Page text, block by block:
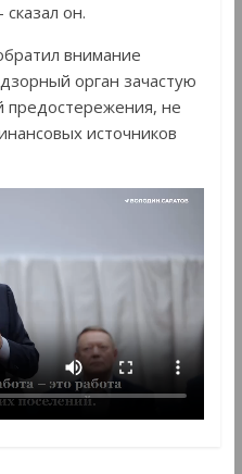
сказал он.
внимание
орган зачастую
предостережения, не
источников